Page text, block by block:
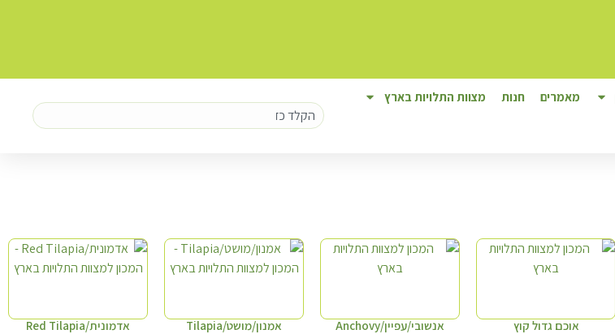
מאמרים חנות מצוות התלויות בארץ
אוכם גדול קוץ אנשובי/עפיין/Anchovy אמנון/מושט/Tilapia אדמונית/Red Tilapia